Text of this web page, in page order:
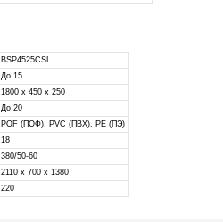
BSP4525CSL
До 15
1800 х 450 х 250
До 20
POF (ПОФ), PVC (ПВХ), PE (ПЭ)
18
380/50-60
2110 х 700 х 1380
220